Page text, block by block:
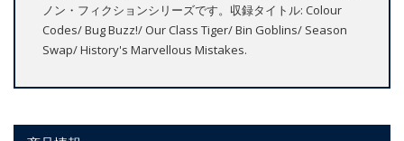
ノン・フィクションシリーズです。収録タイトル: Colour
Codes/ Bug Buzz!/ Our Class Tiger/ Bin Goblins/ Season
Swap/ History's Marvellous Mistakes.